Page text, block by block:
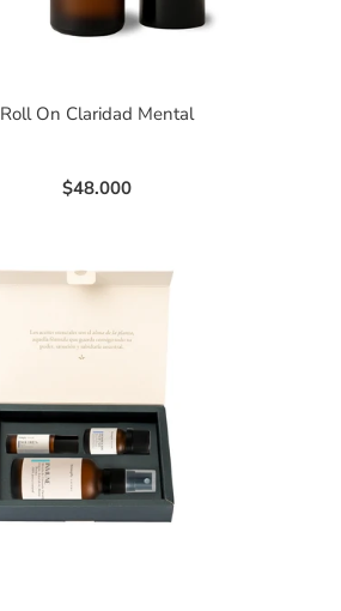
Roll On Claridad Mental
$48.000